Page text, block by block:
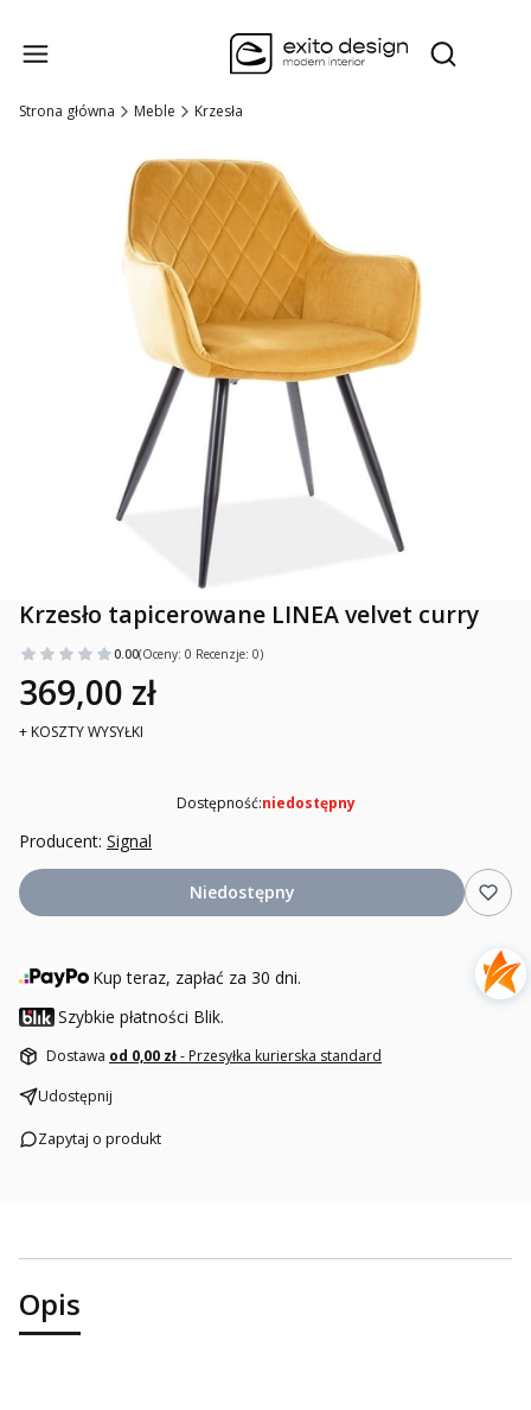
Otwórz
Strona główna Meble Krzesła
Krzesło tapicerowane LINEA velvet curry
0.00(Oceny: 0 Recenzje: 0)
369,00 zł
+ KOSZTY WYSYŁKI
Dostępność:niedostępny
Producent: Signal
Niedostępny
Kup teraz, zapłać za 30 dni.
Szybkie płatności Blik.
Dostawa od 0,00 zł- Przesyłka kurierska standard
Udostępnij
Zapytaj o produkt
Opis